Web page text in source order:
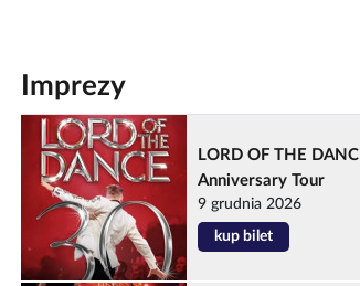
Imprezy
LORD OF THE
Anniversary Tour
9 grudnia 2026
kup bilet